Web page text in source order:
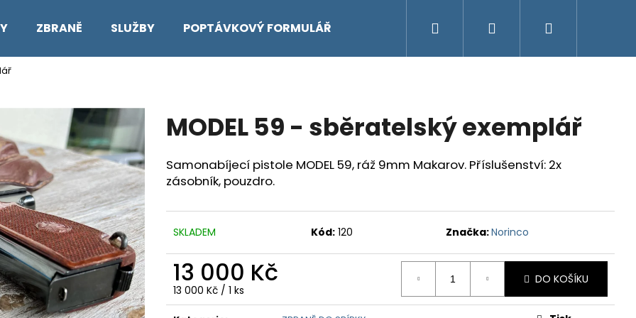
ZBRANĚ SLUŽBY POPTÁVKOVÝ FORMULÁŘ Přihlášení
MODEL 59 - sběratelský exemplář
Samonabíjecí pistole MODEL 59, ráž 9mm Makarov. Příslušenství: 2x
zásobník, pouzdro.
SKLADEM Kód: 120 Značka:Norinco
13 000 Kč
Měrná
cena:
13 000 Kč / 1 ks
DO KOŠÍKU
Co potřebujete najít?
HLEDAT
Doporučujeme